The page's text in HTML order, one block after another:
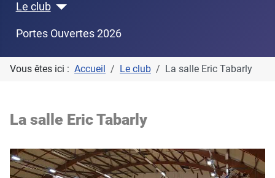
Le club
Portes Ouvertes 2026
Vous êtes ici : Accueil Le club La salle Eric Tabarly
La salle Eric Tabarly